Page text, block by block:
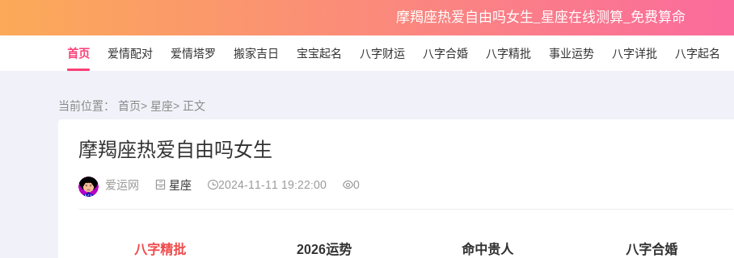
摩羯座热爱自由吗女生_星座在线测算_免费算命
首页 爱情配对 爱情塔罗 搬家吉日 宝宝起名 八字财运 八字合婚 八字精批 事业运势 八字详批 八字起名
当前位置： 首页> 星座> 正文
摩羯座热爱自由吗女生
爱运网 星座 2024-11-11 19:22:00 0
八字精批 2026运势 命中贵人 八字合婚